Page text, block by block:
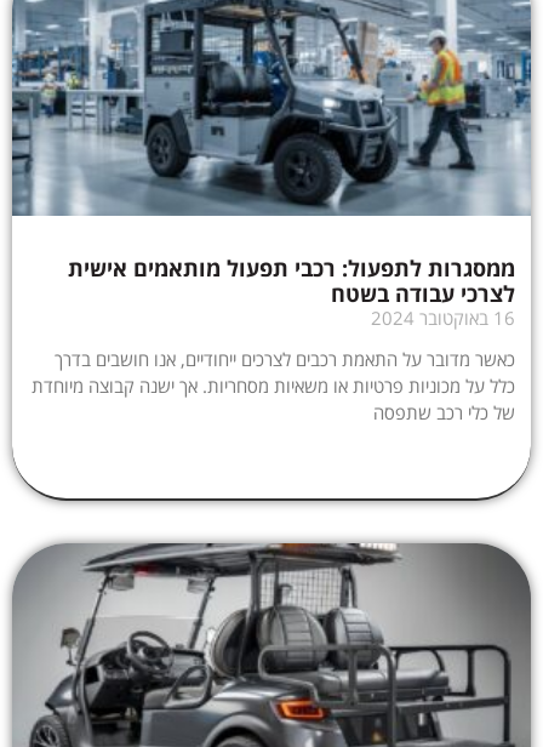
ממסגרות לתפעול: רכבי תפעול מותאמים אישית
לצרכי עבודה בשטח
16 באוקטובר 2024
כאשר מדובר על התאמת רכבים לצרכים ייחודיים, אנו חושבים בדרך
כלל על מכוניות פרטיות או משאיות מסחריות. אך ישנה קבוצה מיוחדת
של כלי רכב שתפסה